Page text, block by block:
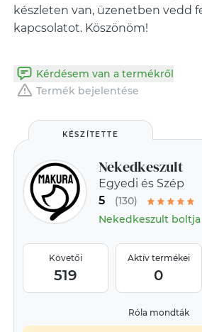
készleten van, üzenetben vedd
kapcsolatot. Köszönöm!
Kérdésem van a termékről
Termék bejelentése
KÉSZÍTETTE
Nekedkeszult
Egyedi és Szép
5
(130)
Nekedkeszult boltja
Követői
519
Aktív termékei
0
Róla mondták